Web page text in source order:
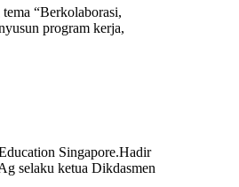
“Berkolaborasi,
program kerja,
Singapore.Hadir
selaku ketua Dikdasmen